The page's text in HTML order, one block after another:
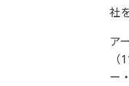
社
ア
ー